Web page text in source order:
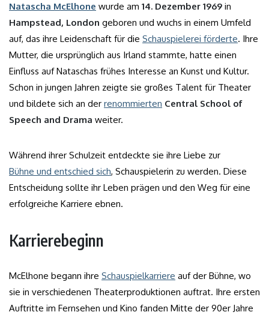
Natascha McElhone wurde am 14. Dezember 1969 in
Hampstead, London geboren und wuchs in einem Umfeld
auf, das ihre Leidenschaft für die Schauspielerei förderte. Ihre
Mutter, die ursprünglich aus Irland stammte, hatte einen
Einfluss auf Nataschas frühes Interesse an Kunst und Kultur.
Schon in jungen Jahren zeigte sie großes Talent für Theater
und bildete sich an der renommierten Central School of
Speech and Drama weiter.
Während ihrer Schulzeit entdeckte sie ihre Liebe zur
Bühne und entschied sich, Schauspielerin zu werden. Diese
Entscheidung sollte ihr Leben prägen und den Weg für eine
erfolgreiche Karriere ebnen.
Karrierebeginn
McElhone begann ihre Schauspielkarriere auf der Bühne, wo
sie in verschiedenen Theaterproduktionen auftrat. Ihre ersten
Auftritte im Fernsehen und Kino fanden Mitte der 90er Jahre